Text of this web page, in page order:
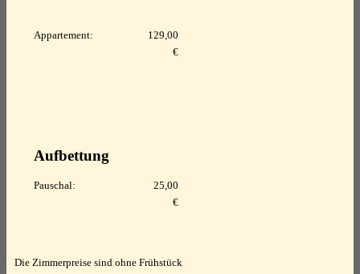
Appartement:
129,00
€
Aufbettung
Pauschal:
25,00
€
Die Zimmerpreise sind ohne Frühstück